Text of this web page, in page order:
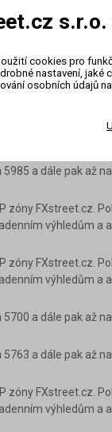
zóny FXstreet.cz.
výhledům a
zóny FXstreet.cz.
výhledům a
a dále pak až na
a dále pak až na
zóny FXstreet.cz.
výhledům a
zóny FXstreet.cz.
výhledům a
a dále pak až na
a dále pak až na
zóny FXstreet.cz.
výhledům a
cookies pro
nastavení,
osobních údajů